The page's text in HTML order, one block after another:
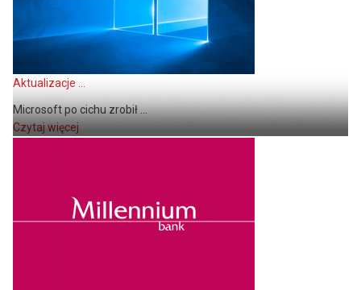
Aktualizacje ...
Microsoft po cichu zrobił ...
Czytaj więcej